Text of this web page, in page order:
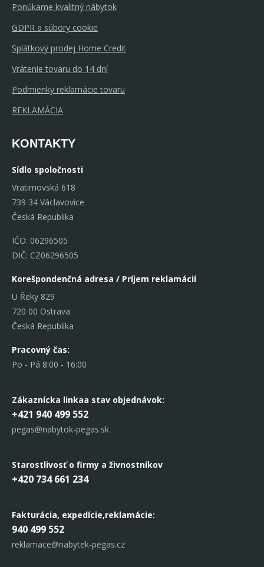
Ponúkame kvalitný nábytok
GDPR a súbory cookie
Splátkový prodej Home Credit
Vrátenie tovaru do 14 dní
Podmienky reklamácie tovaru
REKLAMÁCIA
KONTAKTY
Sídlo spoločnosti
Vratimovská 618
739 34 Václavovice
Česká Republika
IČO: 06296505
DIČ: CZ06296505
Korešpondenčná adresa / Príjem reklamácií
U Řeky 829
720 00 Ostrava
Česká Republika
Pracovný čas:
Po - Pá 8:00 - 16:00
Zákaznícka linkaa stav objednávok:
+421 940 499 552
pegas@nabytok-pegas.sk
Starostlivosť o firmy a živnostníkov
+420 734 661 234
Fakturácia, expedície,reklamácie:
940 499 552
reklamace@nabytek-pegas.cz